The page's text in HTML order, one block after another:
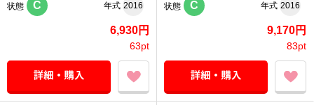
状態 C 年式 2016
6,930円
63pt
状態 C 年式 2016
9,170円
83pt